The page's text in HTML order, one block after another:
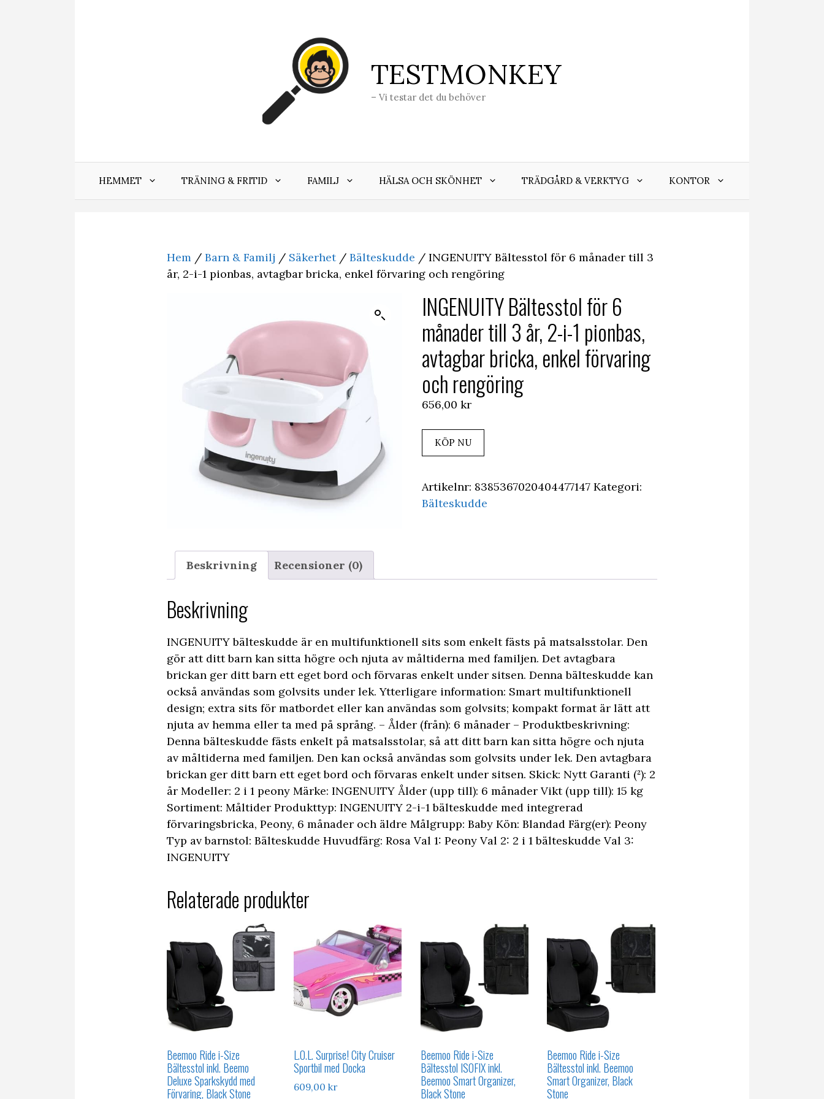
TESTMONKEY
– Vi testar det du behöver
HEMMET TRÄNING & FRITID FAMILJ HÄLSA OCH SKÖNHET TRÄDGÅRD & VERKTYG KONTOR
Hem / Barn & Familj / Säkerhet/ Bälteskudde / INGENUITY Bältesstol för 6 månader till 3
år, 2-i-1 pionbas, avtagbar bricka, enkel förvaring och rengöring
INGENUITY Bältesstol för 6
månader till 3 år, 2-i-1 pionbas,
avtagbar bricka, enkel förvaring
och rengöring
656,00 kr
KÖP NU
Artikelnr: 8385367020404477147 Kategori:
Bälteskudde
Beskrivning Recensioner (0)
Beskrivning
INGENUITY bälteskudde är en multifunktionell sits som enkelt fästs på matsalsstolar. Den
gör att ditt barn kan sitta högre och njuta av måltiderna med familjen. Det avtagbara
brickan ger ditt barn ett eget bord och förvaras enkelt under sitsen. Denna bälteskudde kan
också användas som golvsits under lek. Ytterligare information: Smart multifunktionell
design; extra sits för matbordet eller kan användas som golvsits; kompakt format är lätt att
njuta av hemma eller ta med på språng. – Ålder (från): 6 månader – Produktbeskrivning:
Denna bälteskudde fästs enkelt på matsalsstolar, så att ditt barn kan sitta högre och njuta
av måltiderna med familjen. Den kan också användas som golvsits under lek. Den avtagbara
brickan ger ditt barn ett eget bord och förvaras enkelt under sitsen. Skick: Nytt Garanti (²): 2
år Modeller: 2 i 1 peony Märke: INGENUITY Ålder (upp till): 6 månader Vikt (upp till): 15 kg
Sortiment: Måltider Produkttyp: INGENUITY 2-i-1 bälteskudde med integrerad
förvaringsbricka, Peony, 6 månader och äldre Målgrupp: Baby Kön: Blandad Färg(er): Peony
Typ av barnstol: Bälteskudde Huvudfärg: Rosa Val 1: Peony Val 2: 2 i 1 bälteskudde Val 3:
INGENUITY
Relaterade produkter
Beemoo Ride i-Size
Bältesstol inkl. Beemo
Deluxe Sparkskydd med
Förvaring, Black Stone
L.O.L. Surprise! City Cruiser
Sportbil med Docka
609,00 kr
Beemoo Ride i-Size
Bältesstol ISOFIX inkl.
Beemoo Smart Organizer,
Black Stone
Beemoo Ride i-Size
Bältesstol inkl. Beemoo
Smart Organizer, Black
Stone